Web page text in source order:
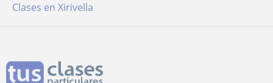
Clases en Xirivella